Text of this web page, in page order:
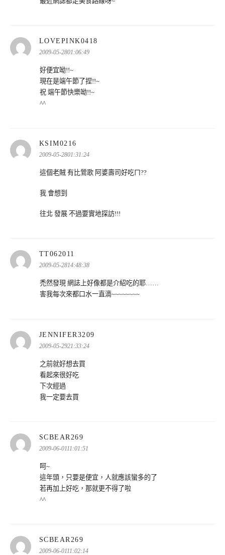
LOVEPINK0418
2009-05-2801:06:49
好便宜呦!!~
現在是端午節了捏!!~
祝 端午節快樂呦!!~
^^
KSIM0216
示:
2009-05-2801:31:24
這個老賊 有比鶯歌 阿婆壽司好吃ㄇ??
我 會想到
往北 發展 不過要實地探訪!!!
TT062011
示:
2009-05-2814:48:38
禿然發現 網誌上好像都是介紹吃的耶……
害我每次來都口水一直滴~~~~~~~~
JENNIFER3209
2009-05-2921:33:24
之前就好想去買
看起來很好吃
下次經過
我一定要去買
SCBEAR269
示:
2009-06-0111:01:51
呵~
這年頭，只要是便宜，人就應該蠻多的了
若再加上好吃，那就更不得了啦
^^
SCBEAR269
示:
2009-06-0111:02:14